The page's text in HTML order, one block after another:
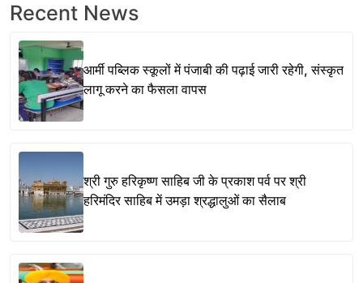
Recent News
आर्मी पब्लिक स्कूलों में पंजाबी की पढ़ाई जारी रहेगी, संस्कृत
लागू करने का फैसला वापस
श्री गुरु हरिकृष्ण साहिब जी के प्रकाश पर्व पर श्री
हरिमंदिर साहिब में उमड़ा श्रद्धालुओं का सैलाब